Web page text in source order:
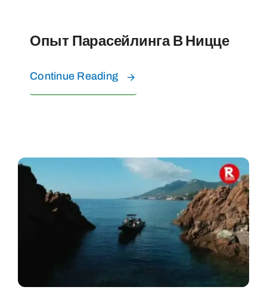
Опыт Парасейлинга В Ницце
Continue Reading